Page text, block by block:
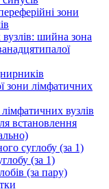
зони
шийна зона
зони лімфатичних
вузлів
встановлення
суглобу (за 1)
(за 1)
(за пару)